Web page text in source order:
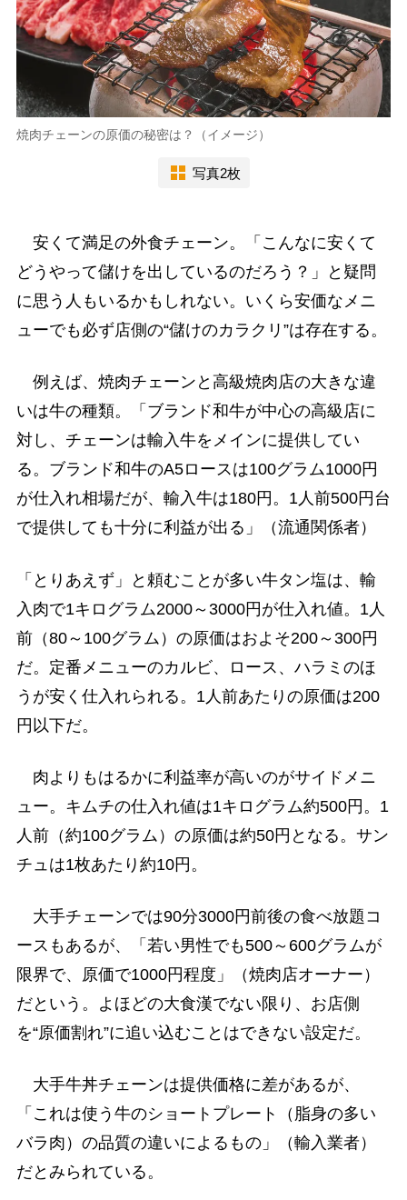
焼肉チェーンの原価の秘密は？（イメージ）
写真2枚
安くて満足の外食チェーン。「こんなに安くて
どうやって儲けを出しているのだろう？」と疑問
に思う人もいるかもしれない。いくら安価なメニ
ューでも必ず店側の“儲けのカラクリ”は存在する。
例えば、焼肉チェーンと高級焼肉店の大きな違
いは牛の種類。「ブランド和牛が中心の高級店に
対し、チェーンは輸入牛をメインに提供してい
る。ブランド和牛のA5ロースは100グラム1000円
が仕入れ相場だが、輸入牛は180円。1人前500円台
で提供しても十分に利益が出る」（流通関係者）
「とりあえず」と頼むことが多い牛タン塩は、輸
入肉で1キログラム2000～3000円が仕入れ値。1人
前（80～100グラム）の原価はおよそ200～300円
だ。定番メニューのカルビ、ロース、ハラミのほ
うが安く仕入れられる。1人前あたりの原価は200
円以下だ。
肉よりもはるかに利益率が高いのがサイドメニ
ュー。キムチの仕入れ値は1キログラム約500円。1
人前（約100グラム）の原価は約50円となる。サン
チュは1枚あたり約10円。
大手チェーンでは90分3000円前後の食べ放題コ
ースもあるが、「若い男性でも500～600グラムが
限界で、原価で1000円程度」（焼肉店オーナー）
だという。よほどの大食漢でない限り、お店側
を“原価割れ”に追い込むことはできない設定だ。
大手牛丼チェーンは提供価格に差があるが、
「これは使う牛のショートプレート（脂身の多い
バラ肉）の品質の違いによるもの」（輸入業者）
だとみられている。